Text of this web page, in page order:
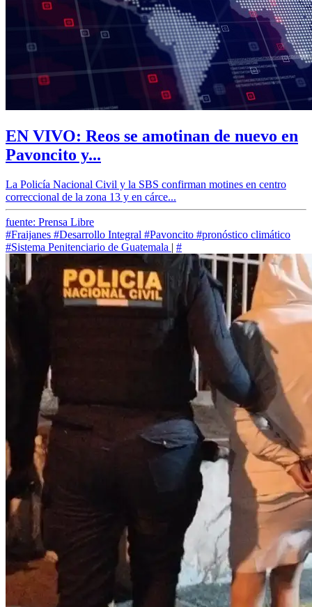
EN VIVO: Reos se amotinan de nuevo en
Pavoncito y...
La Policía Nacional Civil y la SBS confirman motines en centro
correccional de la zona 13 y en cárce...
fuente: Prensa Libre
#Fraijanes #Desarrollo Integral #Pavoncito #pronóstico climático
#Sistema Penitenciario de Guatemala | #